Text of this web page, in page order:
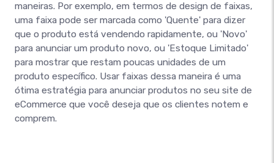
maneiras. Por exemplo, em termos de design de faixas,
uma faixa pode ser marcada como 'Quente' para dizer
que o produto está vendendo rapidamente, ou 'Novo'
para anunciar um produto novo, ou 'Estoque Limitado'
para mostrar que restam poucas unidades de um
produto específico. Usar faixas dessa maneira é uma
ótima estratégia para anunciar produtos no seu site de
eCommerce que você deseja que os clientes notem e
comprem.